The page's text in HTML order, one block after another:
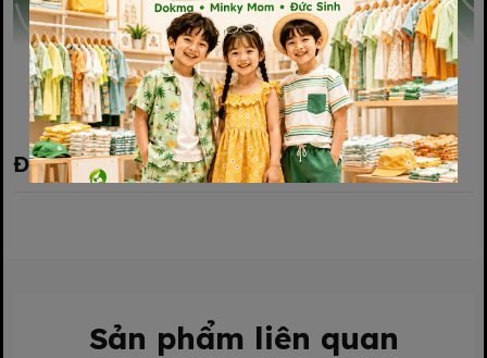
Xem thêm
Đánh giá sản phẩm
Sản phẩm liên quan